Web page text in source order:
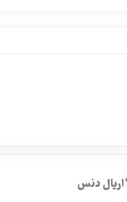
دنس